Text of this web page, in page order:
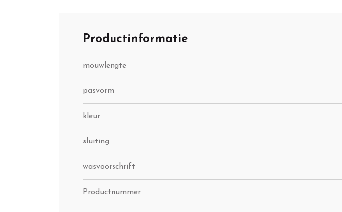
Productinformatie
mouwlengte
pasvorm
kleur
sluiting
wasvoorschrift
Productnummer